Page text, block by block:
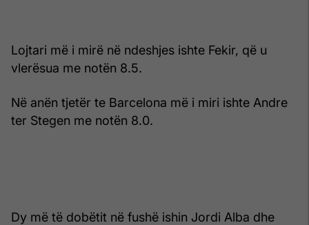
Lojtari më i mirë në ndeshjes ishte Fekir, që u
vlerësua me notën 8.5.
Në anën tjetër te Barcelona më i miri ishte Andre
ter Stegen me notën 8.0.
Dy më të dobëtit në fushë ishin Jordi Alba dhe